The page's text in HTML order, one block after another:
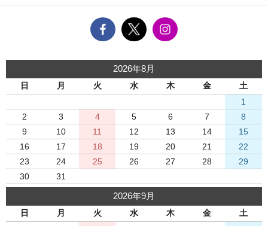
2026年8月
日 月 火 水 木 金
土
1
2
3 4 5 6 7
8
9
10 11 12 13 14
15
16
17 18 19 20 21
22
23
24 25 26 27 28
29
30
31
2026年9月
日 月 火 水 木 金
土